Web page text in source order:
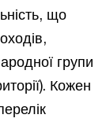
що
групи
Кожен